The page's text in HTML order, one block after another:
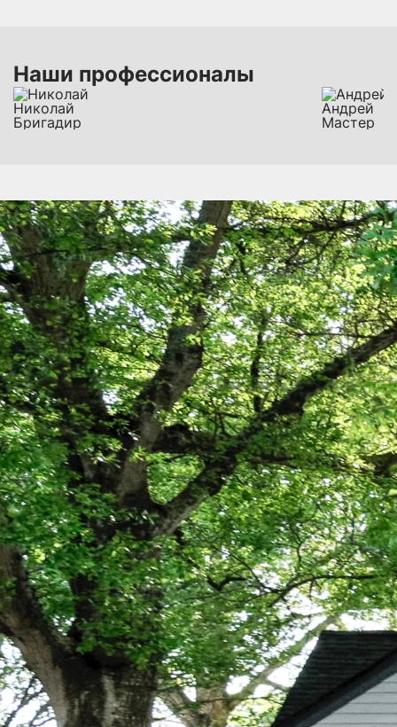
Наши профессионалы
Николай
Бригадир
Андрей
Мастер